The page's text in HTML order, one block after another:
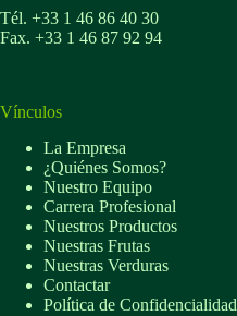
Tél. +33 1 46 86 40 30
Fax. +33 1 46 87 92 94
Vínculos
La Empresa
¿Quiénes Somos?
Nuestro Equipo
Carrera Profesional
Nuestros Productos
Nuestras Frutas
Nuestras Verduras
Contactar
Política de Confidencialidad